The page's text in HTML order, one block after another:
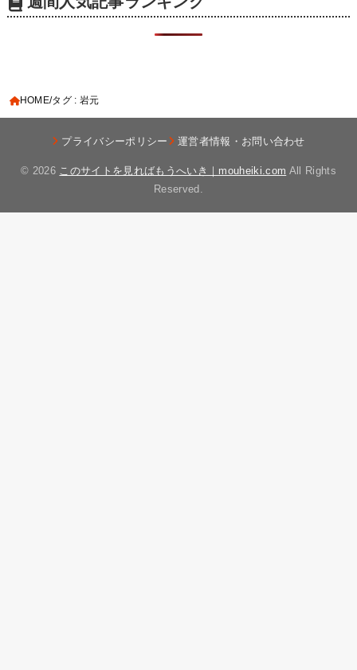
HOME タグ : 岩元
プライバシーポリシー 運営者情報・お問い合わせ
© 2026 このサイトを見ればもうへいき｜mouheiki.com All Rights
Reserved.